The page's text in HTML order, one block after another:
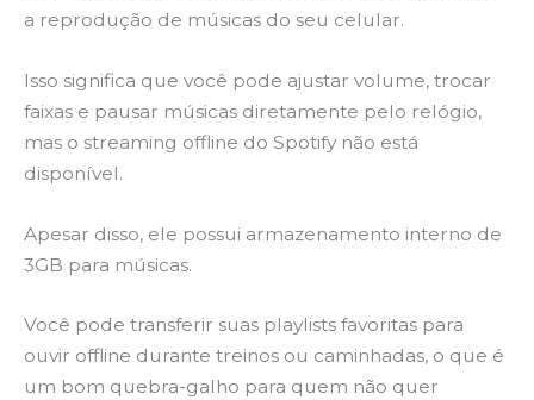
a reprodução de músicas do seu celular.
Isso significa que você pode ajustar volume, trocar
faixas e pausar músicas diretamente pelo relógio,
mas o streaming offline do Spotify não está
disponível.
Apesar disso, ele possui armazenamento interno de
3GB para músicas.
Você pode transferir suas playlists favoritas para
ouvir offline durante treinos ou caminhadas, o que é
um bom quebra-galho para quem não quer